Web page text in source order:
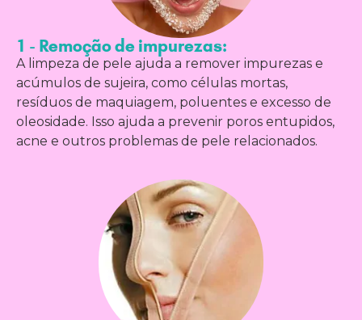
1 - Remoção de impurezas:
A limpeza de pele ajuda a remover impurezas e
acúmulos de sujeira, como células mortas,
resíduos de maquiagem, poluentes e excesso de
oleosidade. Isso ajuda a prevenir poros entupidos,
acne e outros problemas de pele relacionados.